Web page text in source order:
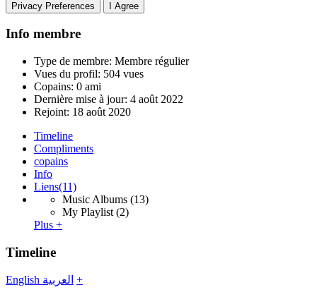
Privacy Preferences I Agree
Info membre
Type de membre: Membre régulier
Vues du profil: 504 vues
Copains: 0 ami
Dernière mise à jour: 4 août 2022
Rejoint: 18 août 2020
Timeline
Compliments
copains
Info
Liens(11)
Music Albums (13)
My Playlist (2)
Plus +
Timeline
English العربية +